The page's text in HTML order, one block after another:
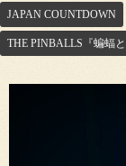
JAPAN COUNTDOWN
THE PINBALLS『蝙蝠